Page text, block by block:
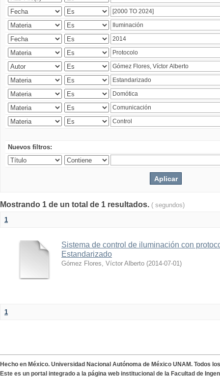
Nuevos filtros:
Mostrando 1 de un total de 1 resultados. ( segundos)
1
Sistema de control de iluminación con
Estandarizado
Gómez Flores, Víctor Alberto (2014-07-01)
1
Hecho en México. Universidad Nacional Autónoma de México UNAM. Todos
Este es un portal integrado a la página web institucional de la Facultad de